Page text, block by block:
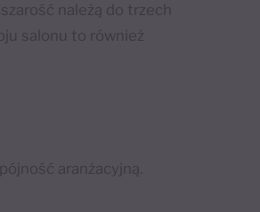
należą do trzech
salonu to również
aranżacyjną.